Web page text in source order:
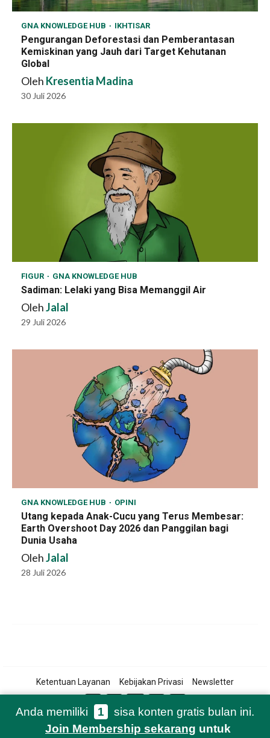
GNA KNOWLEDGE HUB IKHTISAR
Pengurangan Deforestasi dan Pemberantasan
Kemiskinan yang Jauh dari Target Kehutanan
Global
Oleh Kresentia Madina
30 Juli 2026
FIGUR GNA KNOWLEDGE HUB
Sadiman: Lelaki yang Bisa Memanggil Air
OlehJalal
29 Juli 2026
GNA KNOWLEDGE HUB OPINI
Utang kepada Anak-Cucu yang Terus Membesar:
Earth Overshoot Day 2026 dan Panggilan bagi
Dunia Usaha
OlehJalal
28 Juli 2026
Ketentuan Layanan Kebijakan Privasi Newsletter
© 2021-2026 Green Network Asia
Anda memiliki 1
sisa konten gratis bulan ini.
Join Membership sekarang untuk